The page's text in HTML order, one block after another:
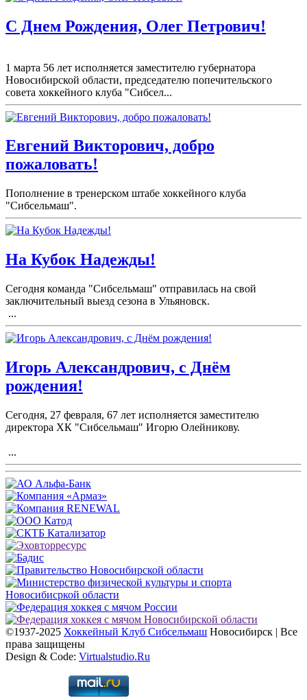
С Днем Рождения, Олег Петрович!
1 марта 56 лет исполняется заместителю губернатора
Новосибирской области, председателю попечительского
совета хоккейного клуба "Сибсел...
Евгений Викторович, добро
пожаловать!
Пополнение в тренерском штабе хоккейного клуба
"Сибсельмаш".
На Кубок Надежды!
Сегодня команда "Сибсельмаш" отправилась на свой
заключительный выезд сезона в Ульяновск.
...
Игорь Александрович, с Днём
рождения!
Сегодня, 27 февраля, 67 лет исполняется заместителю
директора ХК "Сибсельмаш" Игорю Олейникову.
...
©1937-2025 Хоккейный Клуб Сибсельмаш Новосибирск | Все
права защищены
Design & Code: Virtualstudio.Ru